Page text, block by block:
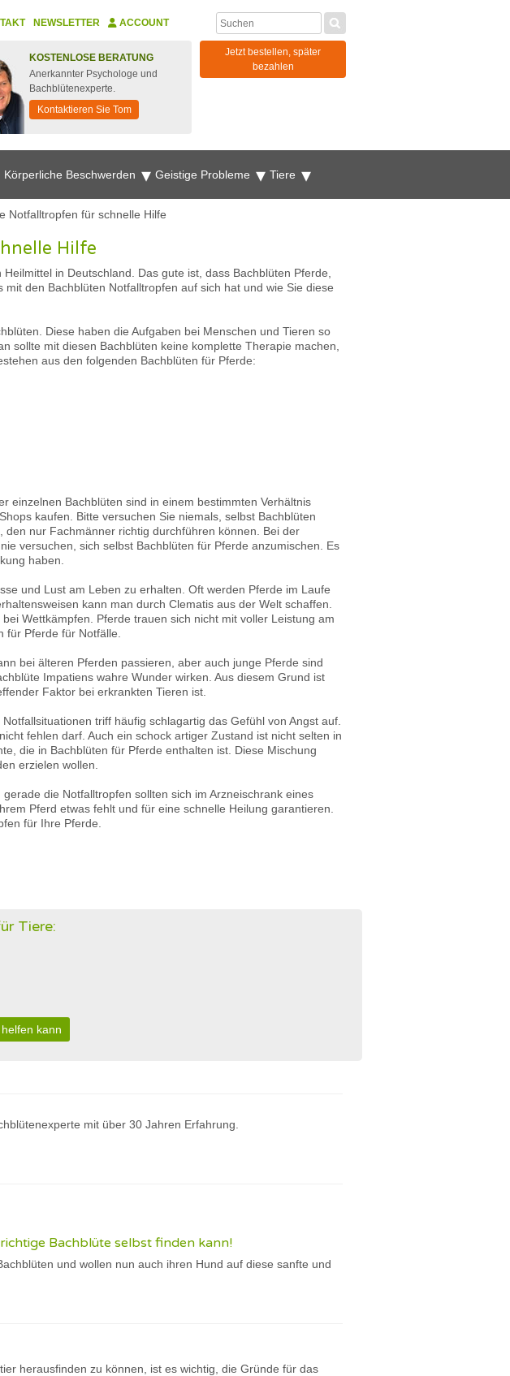
NEWSLETTER ACCOUNT
KOSTENLOSE BERATUNG
Anerkannter Psychologe und
Bachblütenexperte.
Kontaktieren Sie Tom
Jetzt bestellen, später
bezahlen
Körperliche Beschwerden Geistige Probleme Tiere
Notfalltropfen für schnelle Hilfe
Hilfe
in Deutschland. Das gute ist, dass Bachblüten Pferde,
den Bachblüten Notfalltropfen auf sich hat und wie Sie diese
Diese haben die Aufgaben bei Menschen und Tieren so
sollte mit diesen Bachblüten keine komplette Therapie machen,
aus den folgenden Bachblüten für Pferde:
einzelnen Bachblüten sind in einem bestimmten Verhältnis
kaufen. Bitte versuchen Sie niemals, selbst Bachblüten
nur Fachmänner richtig durchführen können. Bei der
versuchen, sich selbst Bachblüten für Pferde anzumischen. Es
haben.
und Lust am Leben zu erhalten. Oft werden Pferde im Laufe
kann man durch Clematis aus der Welt schaffen.
Wettkämpfen. Pferde trauen sich nicht mit voller Leistung am
Pferde für Notfälle.
bei älteren Pferden passieren, aber auch junge Pferde sind
Impatiens wahre Wunder wirken. Aus diesem Grund ist
Faktor bei erkrankten Tieren ist.
triff häufig schlagartig das Gefühl von Angst auf.
fehlen darf. Auch ein schock artiger Zustand ist nicht selten in
die in Bachblüten für Pferde enthalten ist. Diese Mischung
erzielen wollen.
die Notfalltropfen sollten sich im Arzneischrank eines
Pferd etwas fehlt und für eine schnelle Heilung garantieren.
für Ihre Pferde.
Tiere:
kann
mit über 30 Jahren Erfahrung.
Bachblüte selbst finden kann!
und wollen nun auch ihren Hund auf diese sanfte und
herausfinden zu können, ist es wichtig, die Gründe für das